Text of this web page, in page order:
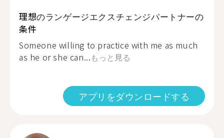
理想のランゲージエクスチェンジパートナーの
条件
Someone willing to practice with me as much
as he or she can...もっと見る
アプリをダウンロードする